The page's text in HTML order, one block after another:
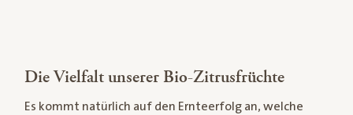
Die Vielfalt unserer Bio-Zitrusfrüchte
Es kommt natürlich auf den Ernteerfolg an, welche